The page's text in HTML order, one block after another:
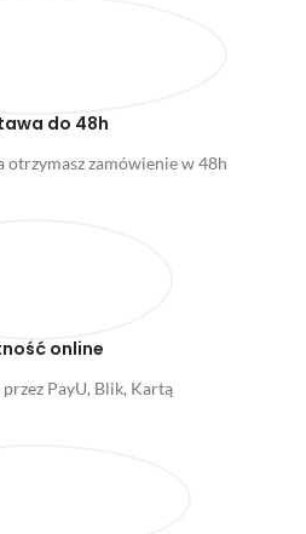
do 48h
otrzymasz zamówienie w 48h
online
PayU, Blik, Kartą